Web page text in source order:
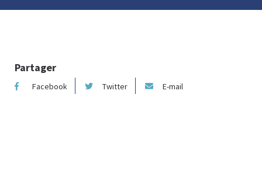
Partager
Facebook Twitter E-mail